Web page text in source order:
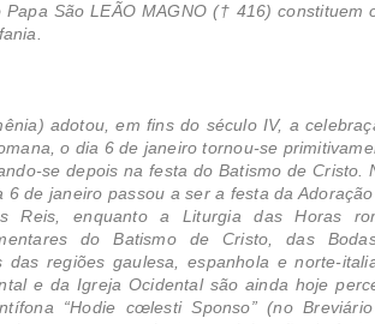
São LEÃO MAGNO († 416) constituem
adotou, em fins do século IV, a
o dia 6 de janeiro tornou-se
se depois na festa do Batismo de Cristo.
de janeiro passou a ser a festa da
enquanto a Liturgia das Horas
do Batismo de Cristo, das
das regiões gaulesa, espanhola e norte-
e da Igreja Ocidental são ainda hoje
“Hodie cœlesti Sponso” (no